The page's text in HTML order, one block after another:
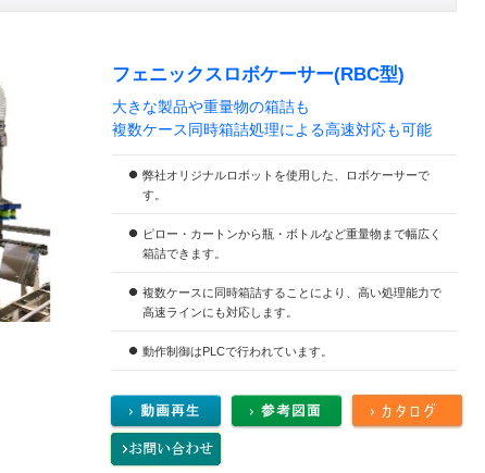
フェニックスロボケーサー(RBC型)
大きな製品や重量物の箱詰も
複数ケース同時箱詰処理による高速対応も可能
弊社オリジナルロボットを使用した、ロボケーサーで
す。
ピロー・カートンから瓶・ボトルなど重量物まで幅広く
箱詰できます。
複数ケースに同時箱詰することにより、高い処理能力で
高速ラインにも対応します。
動作制御はPLCで行われています。